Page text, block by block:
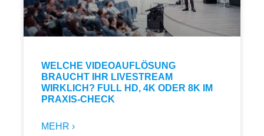
WELCHE VIDEOAUFLÖSUNG
BRAUCHT IHR LIVESTREAM
WIRKLICH? FULL HD, 4K ODER 8K IM
PRAXIS-CHECK
MEHR ›